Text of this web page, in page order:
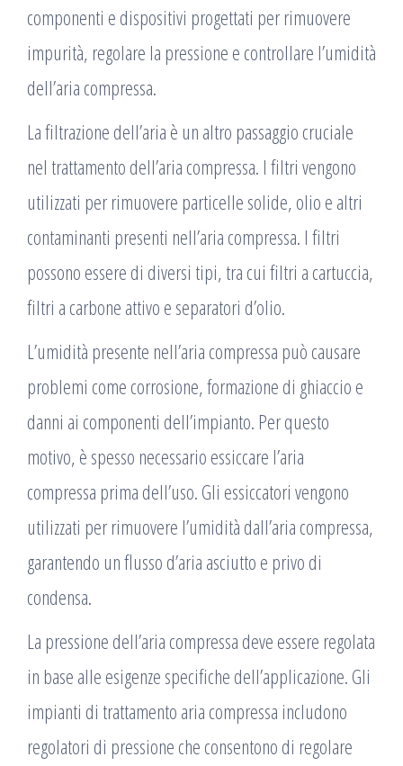
componenti e dispositivi progettati per rimuovere
impurità, regolare la pressione e controllare l’umidità
dell’aria compressa.
La filtrazione dell’aria è un altro passaggio cruciale
nel trattamento dell’aria compressa. I filtri vengono
utilizzati per rimuovere particelle solide, olio e altri
contaminanti presenti nell’aria compressa. I filtri
possono essere di diversi tipi, tra cui filtri a cartuccia,
filtri a carbone attivo e separatori d’olio.
L’umidità presente nell’aria compressa può causare
problemi come corrosione, formazione di ghiaccio e
danni ai componenti dell’impianto. Per questo
motivo, è spesso necessario essiccare l’aria
compressa prima dell’uso. Gli essiccatori vengono
utilizzati per rimuovere l’umidità dall’aria compressa,
garantendo un flusso d’aria asciutto e privo di
condensa.
La pressione dell’aria compressa deve essere regolata
in base alle esigenze specifiche dell’applicazione. Gli
impianti di trattamento aria compressa includono
regolatori di pressione che consentono di regolare